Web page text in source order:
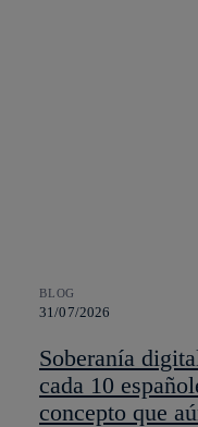
BLOG
31/07/2026
Soberanía
cada 10
concepto que